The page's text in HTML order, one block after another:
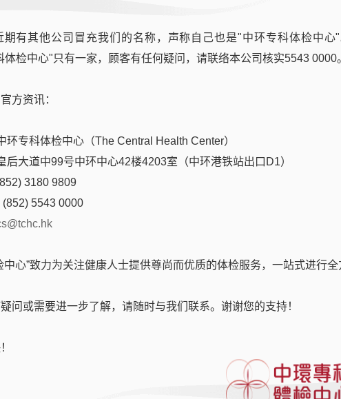
活动
未生育过嘅女士，都有机会面对着不同的私处问题。例
、尿渗、分泌物不正常、性功能障碍等等😣…都有机
😖
身段 溶脂紧肤套餐 (买 1送
Show “S”身段，系时候KO身体上顽固肥肉、拜拜肉
部位，轻轻松松为你减脂收紧。
期有其他公司冒充我们的名称，声称自己也是"中环专科体检中心
体检中心"只有一家，顾客有任何疑问，请联络本公司核实5543 0000
方资讯：
环专科体检中心（The Central Health Center）
后大道中99号中环中心42楼4203室（中环港铁站出口D1）
3180 9809
5543 0000
中心”致力为关注健康人士提供尊尚而优质的体检服务，一站式进行全
问或需要进一步了解，请随时与我们联系。谢谢您的支持！